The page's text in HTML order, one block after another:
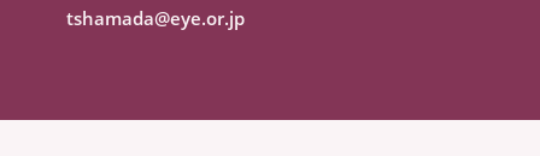
tshamada@eye.or.jp